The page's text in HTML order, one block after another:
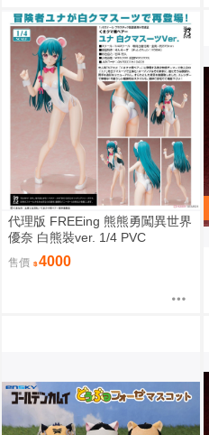
代理版 FREEing 熊熊勇闖異世界
優奈 白熊裝ver. 1/4 PVC
售價 4000